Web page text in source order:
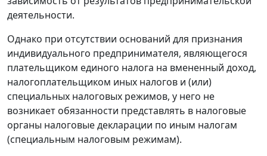
деятельности.
Однако при отсутствии оснований для признания
индивидуального предпринимателя, являющегося
плательщиком единого налога на вмененный доход,
налогоплательщиком иных налогов и (или)
специальных налоговых режимов, у него не
возникает обязанности представлять в налоговые
органы налоговые декларации по иным налогам
(специальным налоговым режимам).